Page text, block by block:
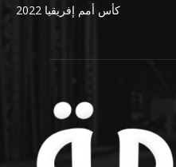
كأس أمم إفريقيا 2022